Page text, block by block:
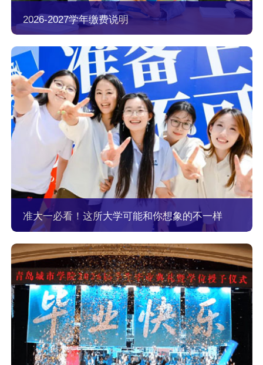
2026-2027学年缴费说明
准大一必看！这所大学可能和你想象的不一样